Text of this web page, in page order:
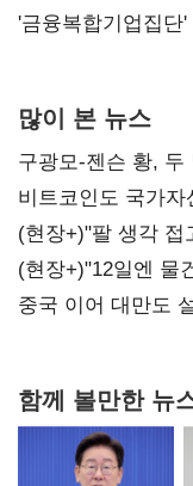
'금융복합기업집단
많이 본 뉴스
구광모-젠슨 황,
비트코인도 국가
숙제
(현장+)"팔 생각
20억 키맞추기
(현장+)"12일엔 물
연 홈플러스
중국 이어 대만도
함께 볼만한 뉴